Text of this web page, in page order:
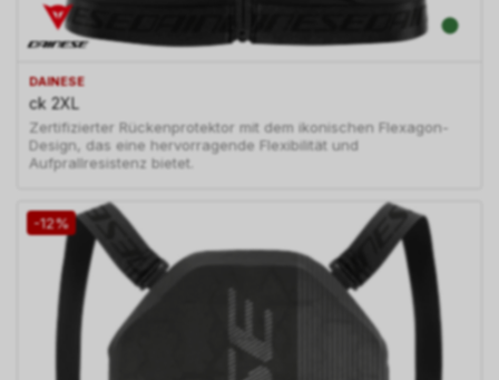
DAINESE
ck 2XL
Zertifizierter Rückenprotektor mit dem ikonischen Flexagon-
Design, das eine hervorragende Flexibilität und
Aufprallresistenz bietet.
-12%